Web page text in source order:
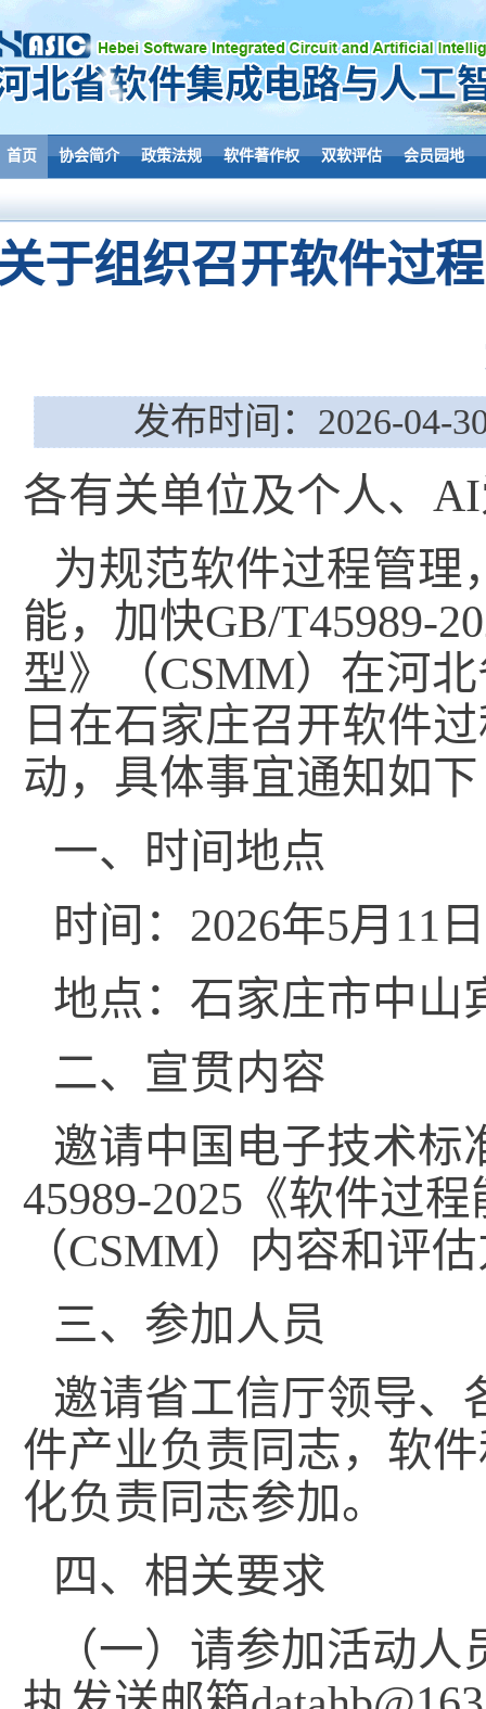
首页 协会简介 政策法规 软件著作权 双软评估 会员园地
于组织召开软件过
发布时间：2026-04-
各有关单位及个人、
为规范软件过程管理
能，加快GB/T45989-
型》（CSMM）在河
日在石家庄召开软件
动，具体事宜通知如
一、时间地点
时间：2026年5月11
地点：石家庄市中山
二、宣贯内容
邀请中国电子技术标
45989-2025《软件过
（CSMM）内容和评
三、参加人员
邀请省工信厅领导、
件产业负责同志，软
化负责同志参加。
四、相关要求
（一）请参加活动